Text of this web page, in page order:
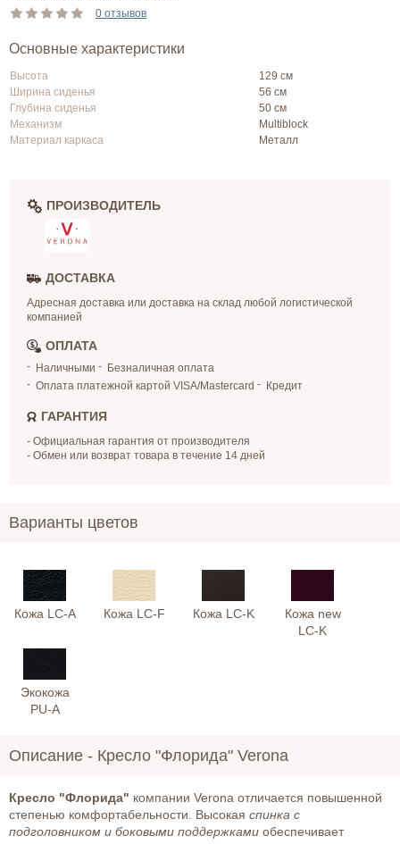
0 отзывов
Основные характеристики
Высота
129 см
Ширина сиденья
56 см
Глубина сиденья
50 см
Механизм
Multiblock
Материал каркаса
Металл
ПРОИЗВОДИТЕЛЬ
ДОСТАВКА
Адресная доставка или доставка на склад любой логистической
компанией
ОПЛАТА
Наличными
Безналичная оплата
Оплата платежной картой VISA/Mastercard
Кредит
ГАРАНТИЯ
- Официальная гарантия от производителя
- Обмен или возврат товара в течение 14 дней
Варианты цветов
Кожа LC-A Кожа LC-F Кожа LC-K
Кожа new
LC-K
Экокожа
PU-A
Описание - Кресло "Флорида" Verona
Кресло "Флорида" компании Verona отличается повышенной
степенью комфортабельности. Высокая спинка с
подголовником и боковыми поддержками обеспечивает